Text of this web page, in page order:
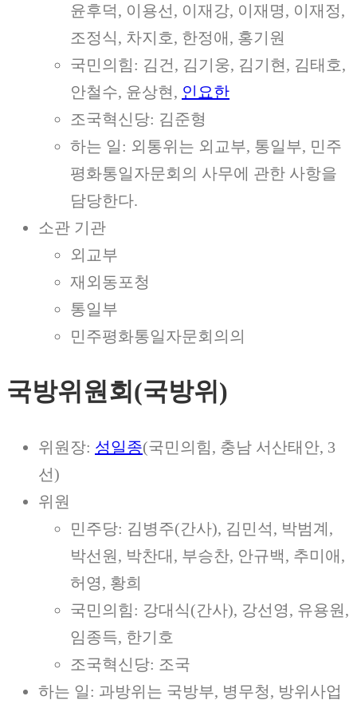
윤후덕, 이용선, 이재강, 이재명, 이재정,
조정식, 차지호, 한정애, 홍기원
국민의힘: 김건, 김기웅, 김기현, 김태호,
안철수, 윤상현, 인요한
조국혁신당: 김준형
하는 일: 외통위는 외교부, 통일부, 민주
평화통일자문회의 사무에 관한 사항을
담당한다.
소관 기관
외교부
재외동포청
통일부
민주평화통일자문회의의
국방위원회(국방위)
위원장: 성일종(국민의힘, 충남 서산태안, 3
선)
위원
민주당: 김병주(간사), 김민석, 박범계,
박선원, 박찬대, 부승찬, 안규백, 추미애,
허영, 황희
국민의힘: 강대식(간사), 강선영, 유용원,
임종득, 한기호
조국혁신당: 조국
하는 일: 과방위는 국방부, 병무청, 방위사업